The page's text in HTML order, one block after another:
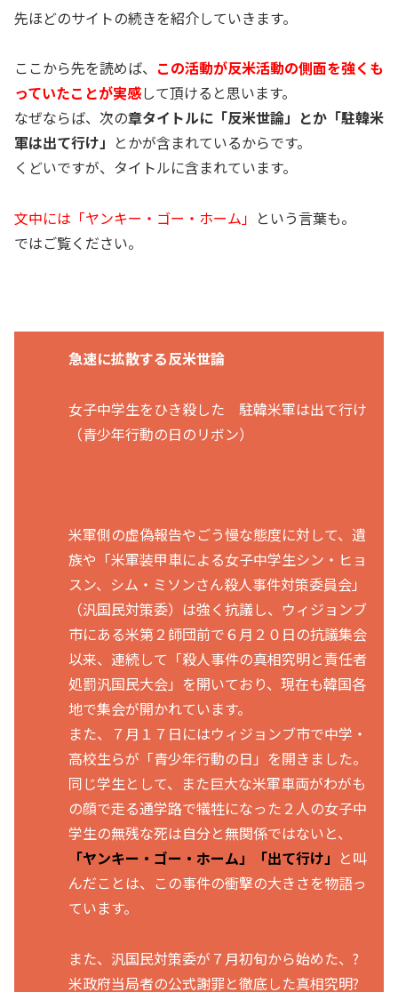
先ほどのサイトの続きを紹介していきます。
ここから先を読めば、 この活動が反米活動の側面を強くも
っていたことが実感して頂けると思います。
なぜならば、次の章タイトルに「反米世論」とか「駐韓米
軍は出て行け」 とかが含まれているからです。
くどいですが、タイトルに含まれています。
文中には「ヤンキー・ゴー・ホーム」 という言葉も。
ではご覧ください。
急速に拡散する反米世論
女子中学生をひき殺した 駐韓米軍は出て行け
（青少年行動の日のリボン）
米軍側の虚偽報告やごう慢な態度に対して、遺
族や「米軍装甲車による女子中学生シン・ヒョ
スン、シム・ミソンさん殺人事件対策委員会」
（汎国民対策委）は強く抗議し、ウィジョンブ
市にある米第２師団前で６月２０日の抗議集会
以来、連続して「殺人事件の真相究明と責任者
処罰汎国民大会」を開いており、現在も韓国各
地で集会が開かれています。
また、７月１７日にはウィジョンブ市で中学・
高校生らが「青少年行動の日」を開きました。
同じ学生として、また巨大な米軍車両がわがも
の顔で走る通学路で犠牲になった２人の女子中
学生の無残な死は自分と無関係ではないと、
「ヤンキー・ゴー・ホーム」「出て行け」 と叫
んだことは、この事件の衝撃の大きさを物語っ
ています。
また、汎国民対策委が７月初旬から始めた、?
米政府当局者の公式謝罪と徹底した真相究明?